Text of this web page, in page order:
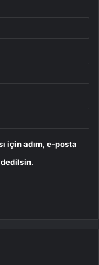
için adım, e-posta